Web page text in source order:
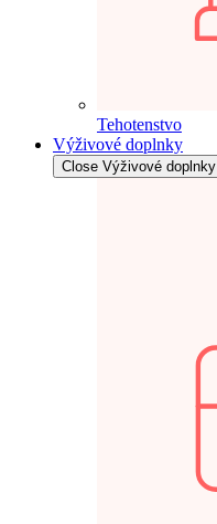
Tehotenstvo
Výživové doplnky
Close Výživové doplnky